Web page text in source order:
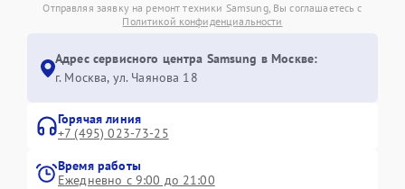
Отправляя заявку на ремонт техники Samsung, Вы соглашаетесь с
Политикой конфиденциальности
Адрес сервисного центра Samsung в Москве:
г. Москва, ул. Чаянова 18
Горячая линия
+7 (495) 023-73-25
Время работы
Ежедневно с 9:00 до 21:00